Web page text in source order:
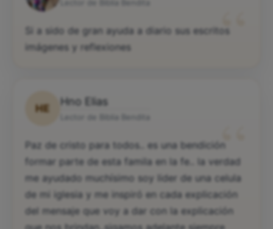
“
Si a sido de gran ayuda a diario sus escritos
imágenes y reflexiones
HE
Hno Elias
“
Paz de cristo para todos.. es una bendición
formar parte de esta famila en la fe.. la verdad
me ayudado muchísimo soy lider de una celula
de mi iglesia y me inspiró en cada explicación
del mensaje que voy a dar con la explicación